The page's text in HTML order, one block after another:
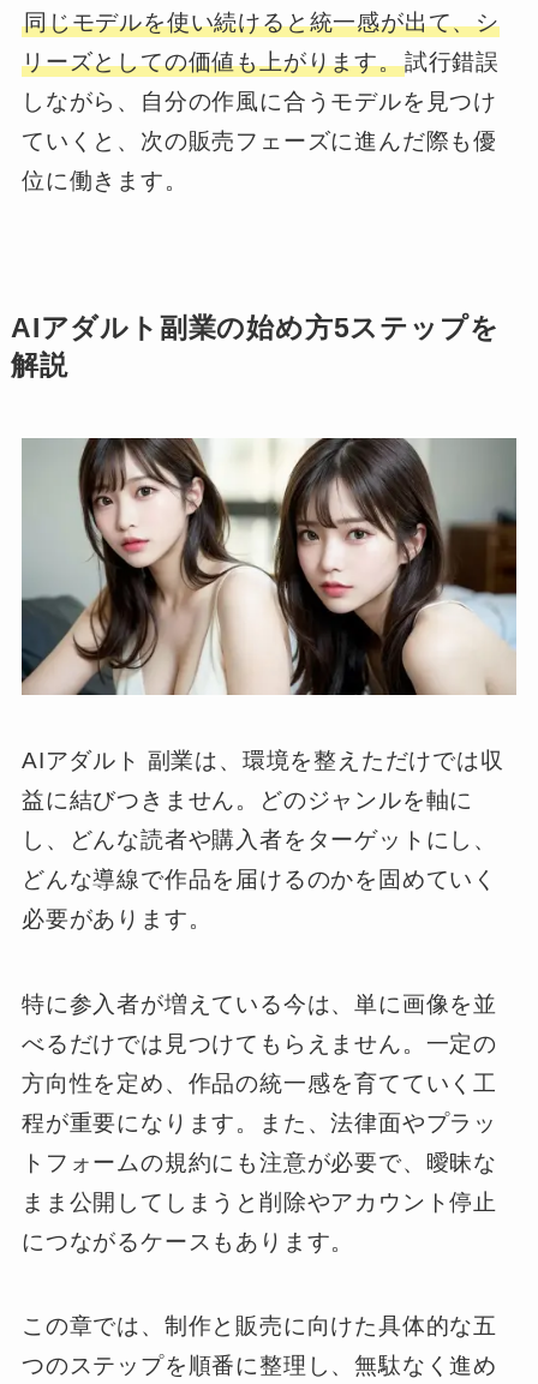
同じモデルを使い続けると統一感が出て、シ
リーズとしての価値も上がります。試行錯誤
しながら、自分の作風に合うモデルを見つけ
ていくと、次の販売フェーズに進んだ際も優
位に働きます。
AIアダルト副業の始め方5ステップを
解説
AIアダルト 副業は、環境を整えただけでは収
益に結びつきません。どのジャンルを軸に
し、どんな読者や購入者をターゲットにし、
どんな導線で作品を届けるのかを固めていく
必要があります。
特に参入者が増えている今は、単に画像を並
べるだけでは見つけてもらえません。一定の
方向性を定め、作品の統一感を育てていく工
程が重要になります。また、法律面やプラッ
トフォームの規約にも注意が必要で、曖昧な
まま公開してしまうと削除やアカウント停止
につながるケースもあります。
この章では、制作と販売に向けた具体的な五
つのステップを順番に整理し、無駄なく進め